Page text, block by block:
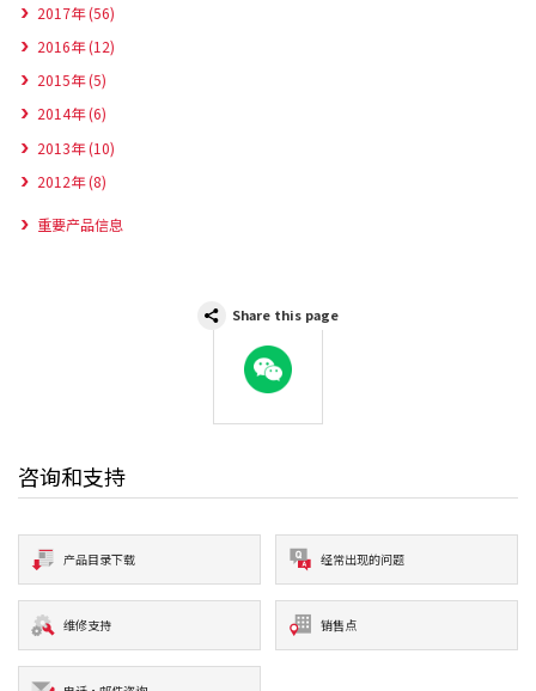
2017年 (56)
2016年 (12)
2015年 (5)
2014年 (6)
2013年 (10)
2012年 (8)
重要产品信息
Share this page
WeChat
咨询和支持
产品目录下载 经常出现的问题
维修支持 销售点